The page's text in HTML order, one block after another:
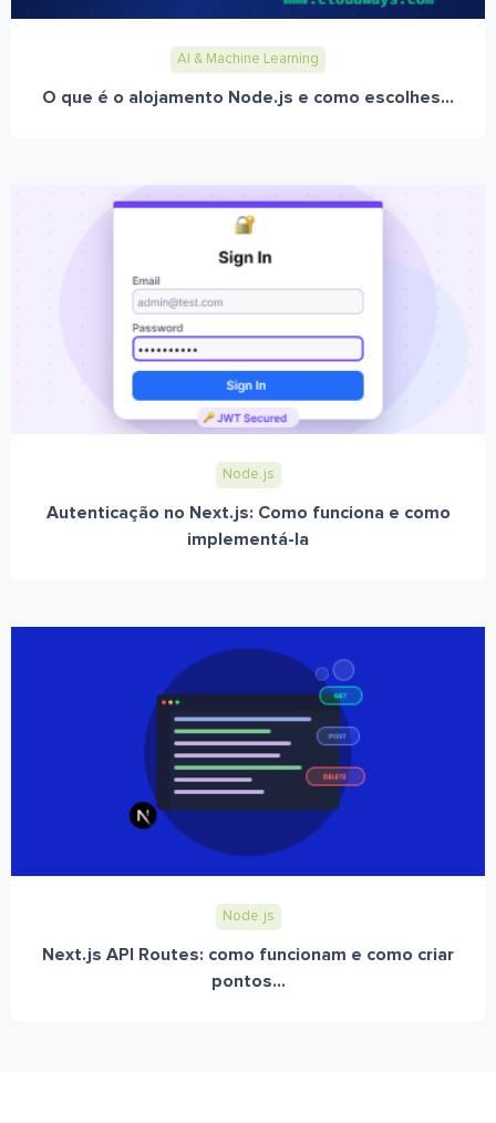
AI & Machine Learning
O que é o alojamento Node.js e como escolhes...
Node.js
Autenticação no Next.js: Como funciona e como
implementá-la
Node.js
Next.js API Routes: como funcionam e como criar
pontos...